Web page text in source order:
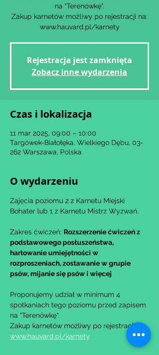
na "Terenówkę".
Zakup karnetów możliwy po rejestracji na:
www.hauvard.pl/karnety
Rejestracja jest zamknięta
Zobacz inne wydarzenia
Czas i lokalizacja
11 mar 2025, 09:00 – 10:00
Targówek-Białołęka, Wielkiego Dębu, 03-
262 Warszawa, Polska
O wydarzeniu
Zajęcia poziomu 2 z Karnetu Miejski
Bohater lub 1 z Karnetu Mistrz Wyzwań.
Zakres ćwiczeń: Rozszerzenie ćwiczeń z
podstawowego posłuszeństwa,
hartowanie umiejętności w
rozproszeniach, zostawanie w grupie
psów, mijanie się psów i więcej
Proponujemy udział w minimum 4
spotkaniach tego poziomu przed zapisem
na "Terenówkę".
Zakup karnetów możliwy po rejestracji na:
www.hauvard.pl/karnety